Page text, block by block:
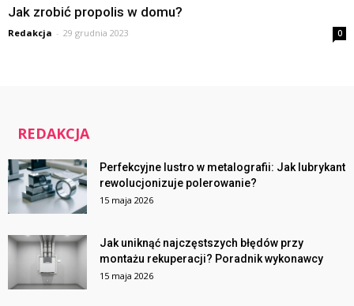
Jak zrobić propolis w domu?
Redakcja - 29 grudnia 2023 0
REDAKCJA
Perfekcyjne lustro w metalografii: Jak lubrykant
rewolucjonizuje polerowanie?
15 maja 2026
Jak uniknąć najczęstszych błędów przy
montażu rekuperacji? Poradnik wykonawcy
15 maja 2026